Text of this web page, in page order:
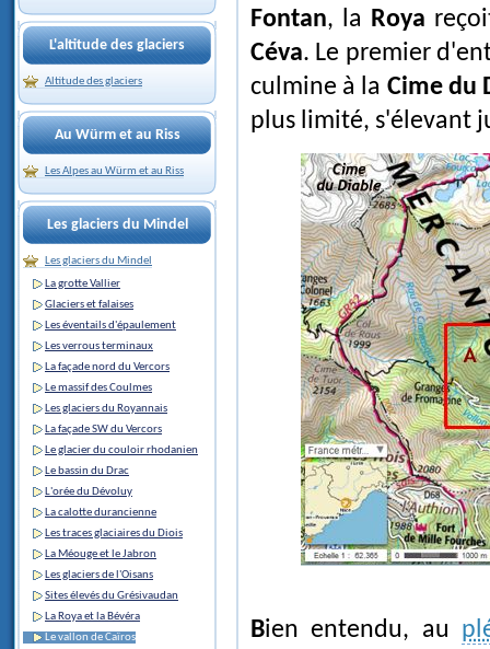
L'altitude des glaciers
Altitude des glaciers
Au Würm et au Riss
Les Alpes au Würm et au Riss
Les glaciers du Mindel
Les glaciers du Mindel
La grotte Vallier
Glaciers et falaises
Les éventails d'épaulement
Les verrous terminaux
La façade nord du Vercors
Le massif des Coulmes
Les glaciers du Royannais
La façade SW du Vercors
Le glacier du couloir rhodanien
Le bassin du Drac
L'orée du Dévoluy
La calotte durancienne
Les traces glaciaires du Diois
La Méouge et le Jabron
Les glaciers de l'Oisans
Sites élevés du Grésivaudan
La Roya et la Bévéra
Le vallon de Caïros
Fontan, la Roya
Céva. Le premier
culmine à la Cime du
plus limité, s'élevant
Bien entendu, au